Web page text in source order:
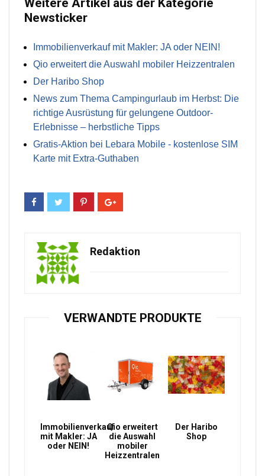
Weitere Artikel aus der Kategorie
Newsticker
Immobilienverkauf mit Makler: JA oder NEIN!
Qio erweitert die Auswahl mobiler Heizzentralen
Der Haribo Shop
News zum Thema Campingurlaub im Herbst: Die
richtige Ausrüstung für gelungene Outdoor-
Erlebnisse – herbstliche Tipps
Gratis-Aktion bei Lebara Mobile - kostenlose SIM
Karte mit Extra-Guthaben
Redaktion
VERWANDTE PRODUKTE
Immobilienverkauf
mit Makler: JA
oder NEIN!
Qio erweitert
die Auswahl
mobiler
Heizzentralen
Der Haribo
Shop